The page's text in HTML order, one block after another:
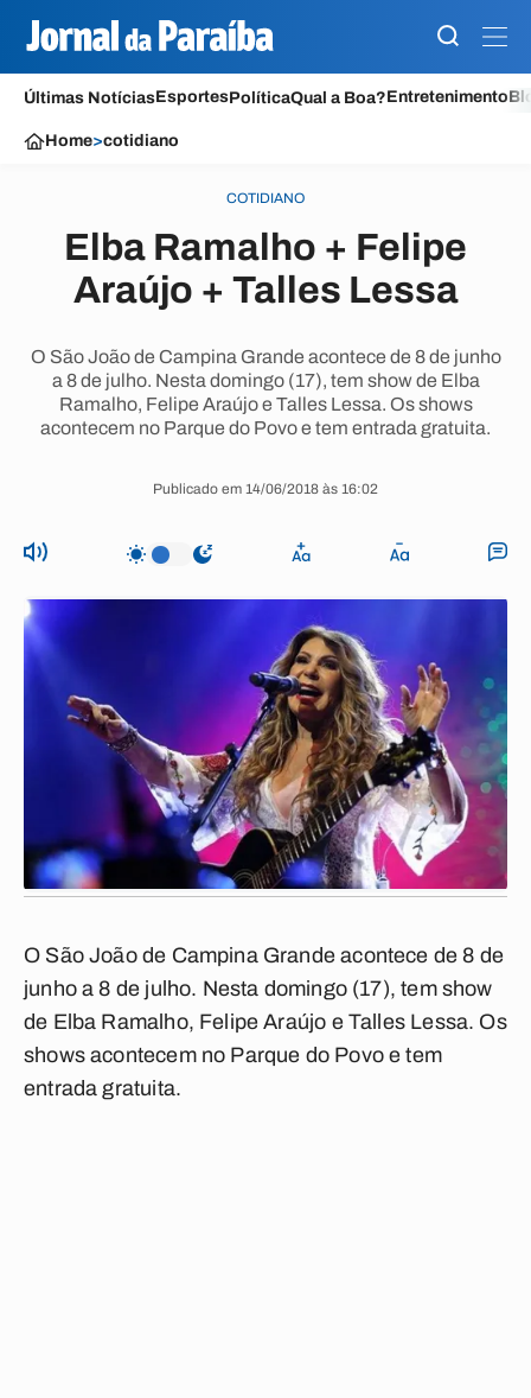
Últimas NotíciasEsportesPolíticaQual a Boa?Entretenimento
Home>cotidiano
COTIDIANO
Elba Ramalho + Felipe
Araújo + Talles Lessa
O São João de Campina Grande acontece de 8 de junho
a 8 de julho. Nesta domingo (17), tem show de Elba
Ramalho, Felipe Araújo e Talles Lessa. Os shows
acontecem no Parque do Povo e tem entrada gratuita.
Publicado em 14/06/2018 às 16:02
O São João de Campina Grande acontece de 8 de
junho a 8 de julho. Nesta domingo (17), tem show
de Elba Ramalho, Felipe Araújo e Talles Lessa. Os
shows acontecem no Parque do Povo e tem
entrada gratuita.